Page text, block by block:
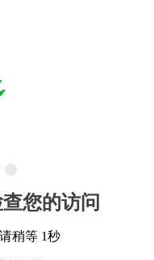
您的访问
稍等 1秒